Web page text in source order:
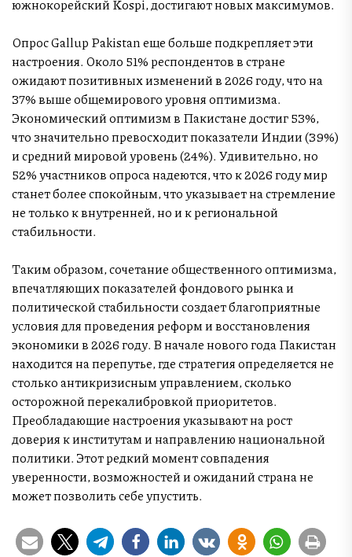
южнокорейский Kospi, достигают новых максимумов.
Опрос Gallup Pakistan еще больше подкрепляет эти
настроения. Около 51% респондентов в стране
ожидают позитивных изменений в 2026 году, что на
37% выше общемирового уровня оптимизма.
Экономический оптимизм в Пакистане достиг 53%,
что значительно превосходит показатели Индии (39%)
и средний мировой уровень (24%). Удивительно, но
52% участников опроса надеются, что к 2026 году мир
станет более спокойным, что указывает на стремление
не только к внутренней, но и к региональной
стабильности.
Таким образом, сочетание общественного оптимизма,
впечатляющих показателей фондового рынка и
политической стабильности создает благоприятные
условия для проведения реформ и восстановления
экономики в 2026 году. В начале нового года Пакистан
находится на перепутье, где стратегия определяется не
столько антикризисным управлением, сколько
осторожной перекалибровкой приоритетов.
Преобладающие настроения указывают на рост
доверия к институтам и направлению национальной
политики. Этот редкий момент совпадения
уверенности, возможностей и ожиданий страна не
может позволить себе упустить.